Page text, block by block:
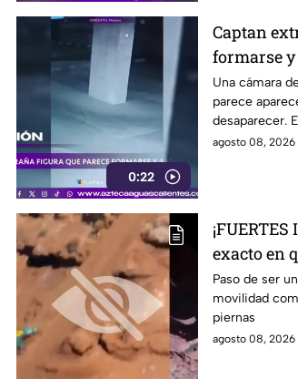
0:22
Captan
formarse
cámara
Una cámara
parece
desaparecer.
agosto 08, 2026
exacto en
sufre una
Paso de ser
movilidad
piernas
agosto 08,